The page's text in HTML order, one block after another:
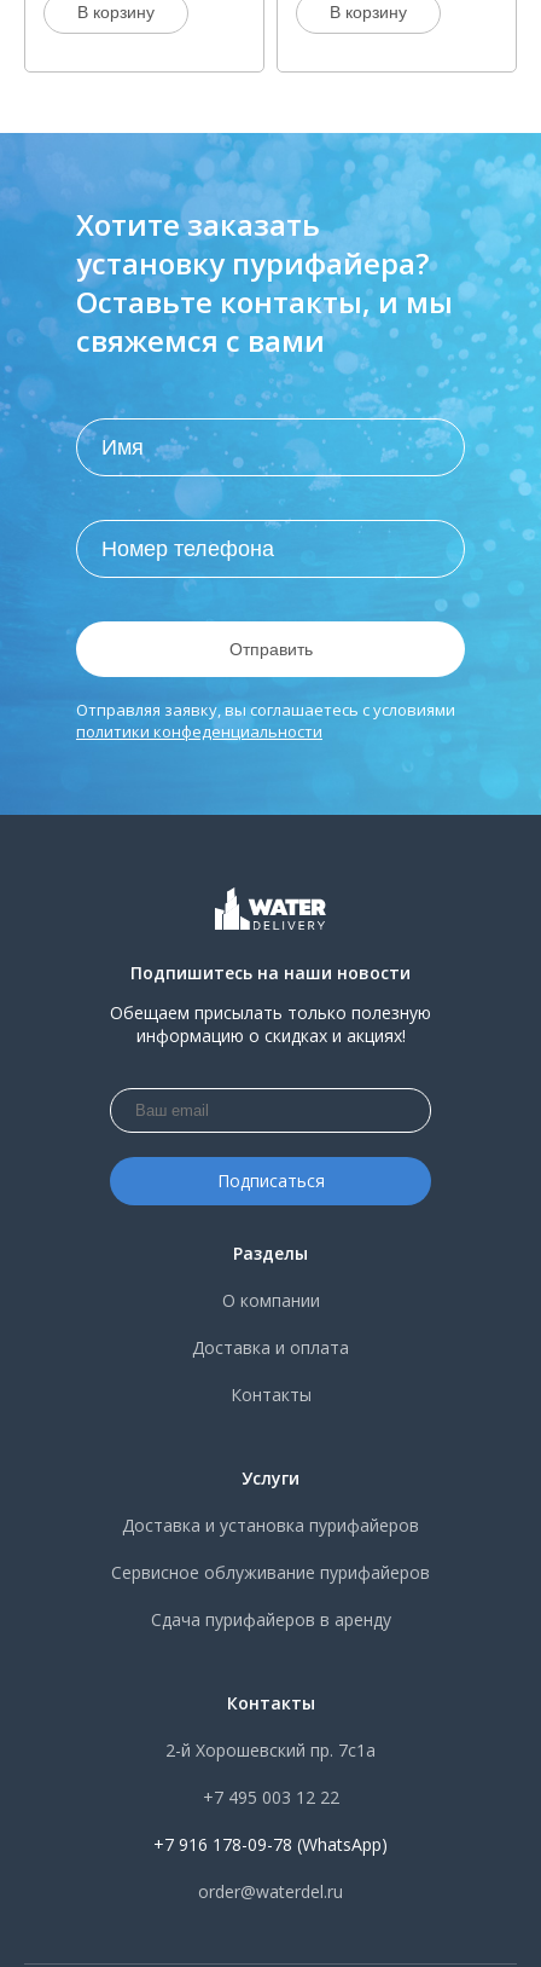
В корзину В корзину
Хотите заказать
установку пурифайера?
Оставьте контакты, и мы
свяжемся с вами
Отправить
Отправляя заявку, вы соглашаетесь с условиями
политики конфеденциальности
Подпишитесь на наши новости
Обещаем присылать только полезную
информацию о скидках и акциях!
Разделы
О компании
Доставка и оплата
Контакты
Услуги
Доставка и установка пурифайеров
Сервисное облуживание пурифайеров
Сдача пурифайеров в аренду
Контакты
2-й Хорошевский пр. 7с1а
+7 495 003 12 22
+7 916 178-09-78 (WhatsApp)
order@waterdel.ru